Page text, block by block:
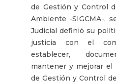
de Gestión y Control
Ambiente -SIGCMA-,
Judicial definió su
justicia con el
establecer,
mantener y mejorar el
de Gestión y Control